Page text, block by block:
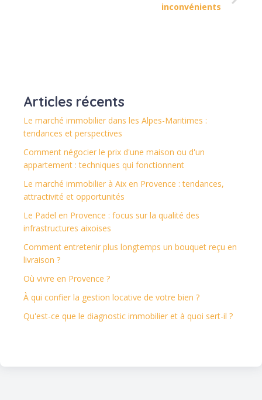
inconvénients
Articles récents
Le marché immobilier dans les Alpes-Maritimes :
tendances et perspectives
Comment négocier le prix d'une maison ou d'un
appartement : techniques qui fonctionnent
Le marché immobilier à Aix en Provence : tendances,
attractivité et opportunités
Le Padel en Provence : focus sur la qualité des
infrastructures aixoises
Comment entretenir plus longtemps un bouquet reçu en
livraison ?
Où vivre en Provence ?
À qui confier la gestion locative de votre bien ?
Qu'est-ce que le diagnostic immobilier et à quoi sert-il ?